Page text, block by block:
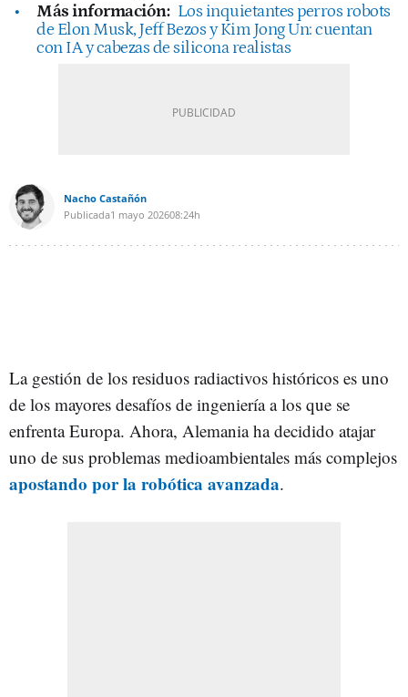
Más información: Los inquietantes perros robots
de Elon Musk, Jeff Bezos y Kim Jong Un: cuentan
con IA y cabezas de silicona realistas
Nacho Castañón
Publicada1 mayo 202608:24h
La gestión de los residuos radiactivos históricos es uno
de los mayores desafíos de ingeniería a los que se
enfrenta Europa. Ahora, Alemania ha decidido atajar
uno de sus problemas medioambientales más complejos
apostando por la robótica avanzada.